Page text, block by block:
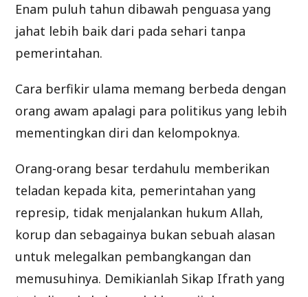
Enam puluh tahun dibawah penguasa yang
jahat lebih baik dari pada sehari tanpa
pemerintahan.
Cara berfikir ulama memang berbeda dengan
orang awam apalagi para politikus yang lebih
mementingkan diri dan kelompoknya.
Orang-orang besar terdahulu memberikan
teladan kepada kita, pemerintahan yang
represip, tidak menjalankan hukum Allah,
korup dan sebagainya bukan sebuah alasan
untuk melegalkan pembangkangan dan
memusuhinya. Demikianlah Sikap Ifrath yang